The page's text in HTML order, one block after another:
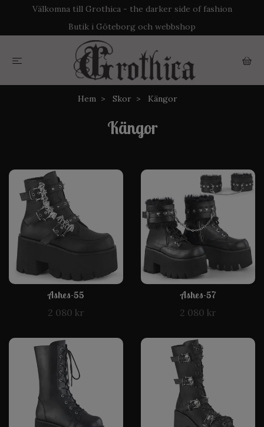
Välkomna till Grothica - the darker side of fashion
Butik i Göteborg och webbshop
Hem Skor Kängor
Kängor
Ashes-55
2 080 kr
Ashes-57
2 080 kr